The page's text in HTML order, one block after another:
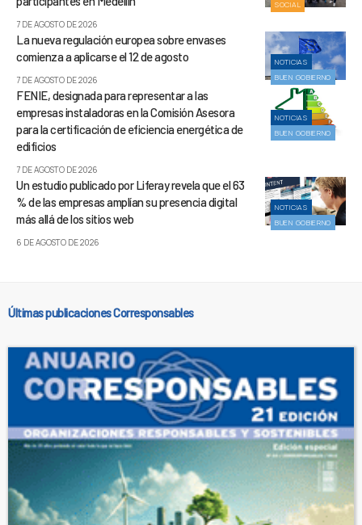
SOCIAL
7 DE AGOSTO DE 2026
NOTICIAS
BUEN GOBIERNO
La nueva regulación europea sobre envases
comienza a aplicarse el 12 de agosto
7 DE AGOSTO DE 2026
NOTICIAS
BUEN GOBIERNO
FENIE, designada para representar a las
empresas instaladoras en la Comisión Asesora
para la certificación de eficiencia energética de
edificios
7 DE AGOSTO DE 2026
NOTICIAS
BUEN GOBIERNO
Un estudio publicado por Liferay revela que el 63
% de las empresas amplían su presencia digital
más allá de los sitios web
6 DE AGOSTO DE 2026
Últimas publicaciones Corresponsables